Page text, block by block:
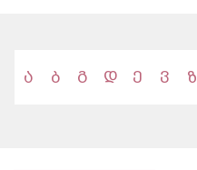
ა ბ გ დ ე ვ ზ